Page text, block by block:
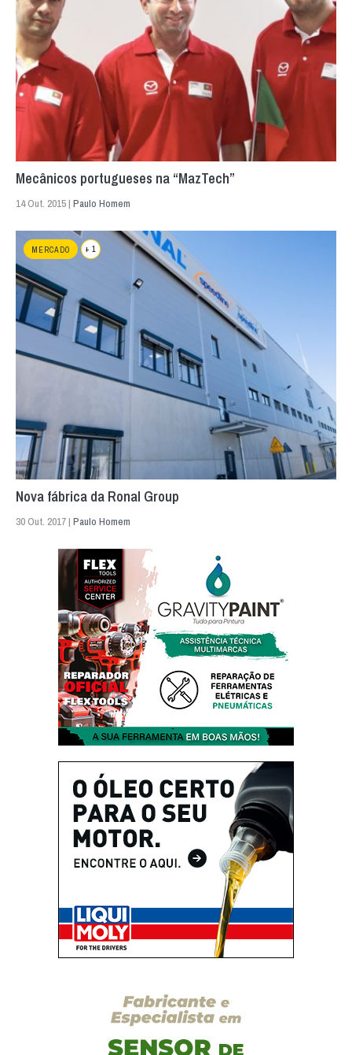
Mecânicos portugueses na “MazTech”
14 Out. 2015 | Paulo Homem
MERCADO + 1
Nova fábrica da Ronal Group
30 Out. 2017 | Paulo Homem